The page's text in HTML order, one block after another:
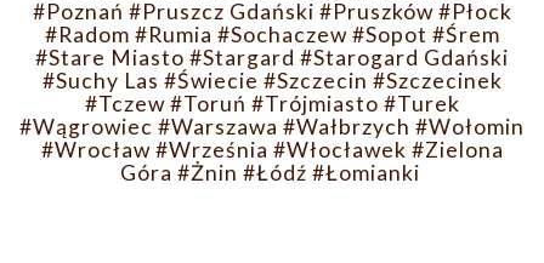
#Poznań #Pruszcz Gdański #Pruszków #Płock
#Radom #Rumia #Sochaczew #Sopot #Śrem
#Stare Miasto #Stargard #Starogard Gdański
#Suchy Las #Świecie #Szczecin #Szczecinek
#Tczew #Toruń #Trójmiasto #Turek
#Wągrowiec #Warszawa #Wałbrzych #Wołomin
#Wrocław #Września #Włocławek #Zielona
Góra #Żnin #Łódź #Łomianki